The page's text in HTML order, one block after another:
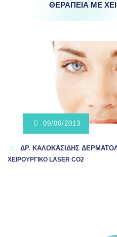
ΘΕΡΑΠΕΙΑ ΜΕ
09/06/2013
ΔΡ. ΚΑΛΟΚΑΣΊΔΗΣ
ΧΕΙΡΟΥΡΓΙΚΟ LASER CO2